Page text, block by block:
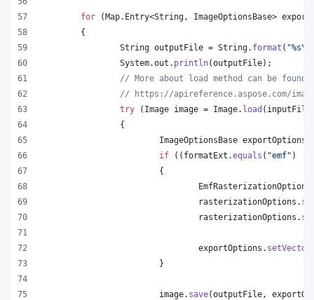
for (Map. Entry<String , ImageOptionsBase>
	{
String outputFile = String. format ( "%s\\
System.out . println(outputFile);
// More about load method can be found
// https://apireference.aspose.com/
try ( Image image = Image. load ( inputFile
		{
ImageOptionsBase exportOptions
if (( formatExt .equals ( "emf" )
			{
EmfRasterizationOptions
rasterizationOptions .
rasterizationOptions .
exportOptions .
			}
image. save(outputFile ,